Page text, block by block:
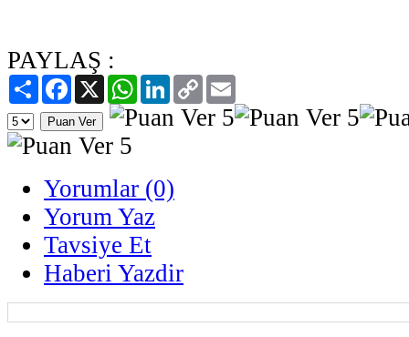
PAYLAŞ :
PaylaşFacebook
X WhatsAppLinkedIn
Copy
Link
Yorumlar (0)
Yorum Yaz
Tavsiye Et
Haberi Yazdir